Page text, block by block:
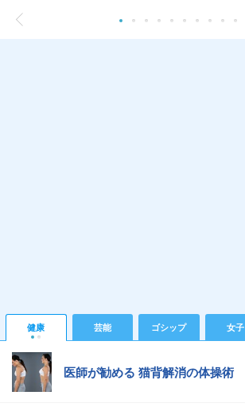
健康 芸能 ゴシップ 女子
医師が勧める 猫背解消の体操術